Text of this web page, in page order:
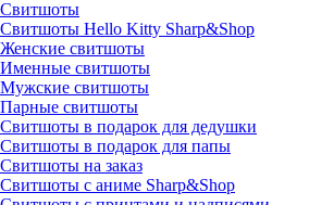
Свитшоты
Cвитшоты Hello Kitty Sharp&Shop
Женские свитшоты
Именные свитшоты
Мужские свитшоты
Парные свитшоты
Свитшоты в подарок для дедушки
Свитшоты в подарок для папы
Свитшоты на заказ
Свитшоты с аниме Sharp&Shop